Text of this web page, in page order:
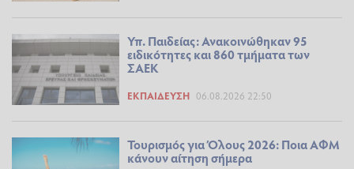
Υπ. Παιδείας: Ανακοινώθηκαν 95
ειδικότητες και 860 τμήματα των
ΣΑΕΚ
ΕΚΠΑΊΔΕΥΣΗ 06.08.2026 22:50
Τουρισμός για Όλους 2026: Ποια ΑΦΜ
κάνουν αίτηση σήμερα